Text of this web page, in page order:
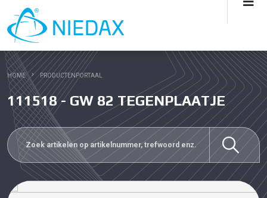
HOME PRODUCTENPORTAAL
111518 - GW 82 TEGENPLAATJE